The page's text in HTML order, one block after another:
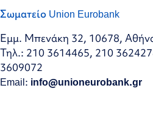
Σωματείο Union Eurobank
Εμμ. Μπενάκη 32, 10678,
Τηλ.: 210 3614465, 210
3609072
Email: info@unioneurobank.gr